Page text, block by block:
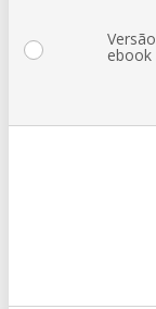
Versão
ebook